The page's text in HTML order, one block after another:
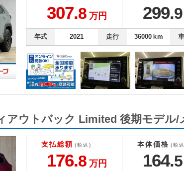
307.8 万円 299.9
年式 2021 走行 36000ｋm
アウトバック Limited 後期モデル
支払総額 (税込)
176.8 万円
本体価格 (税
164.5